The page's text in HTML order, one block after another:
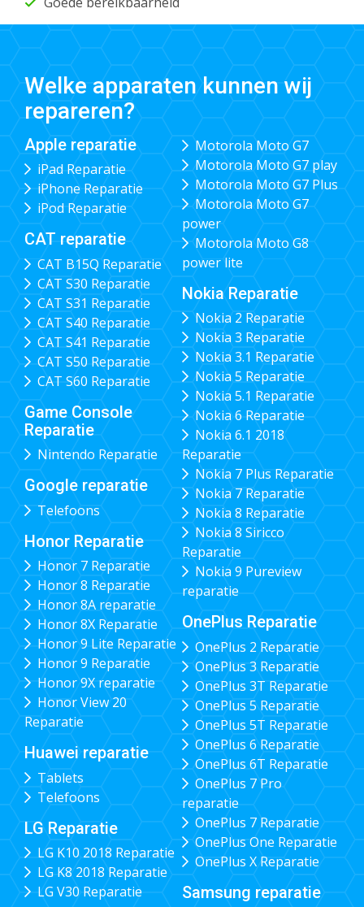
Welke apparaten kunnen wij
repareren?
Apple reparatie
iPad Reparatie
iPhone Reparatie
iPod Reparatie
CAT reparatie
CAT B15Q Reparatie
CAT S30 Reparatie
CAT S31 Reparatie
CAT S40 Reparatie
CAT S41 Reparatie
CAT S50 Reparatie
CAT S60 Reparatie
Game Console
Reparatie
Nintendo Reparatie
Google reparatie
Telefoons
Honor Reparatie
Honor 7 Reparatie
Honor 8 Reparatie
Honor 8A reparatie
Honor 8X Reparatie
Honor 9 Lite Reparatie
Honor 9 Reparatie
Honor 9X reparatie
Honor View 20
Reparatie
Huawei reparatie
Tablets
Telefoons
LG Reparatie
LG K10 2018 Reparatie
LG K8 2018 Reparatie
LG V30 Reparatie
Motorola Moto G7
Motorola Moto G7 play
Motorola Moto G7 Plus
Motorola Moto G7
power
Motorola Moto G8
power lite
Nokia Reparatie
Nokia 2 Reparatie
Nokia 3 Reparatie
Nokia 3.1 Reparatie
Nokia 5 Reparatie
Nokia 5.1 Reparatie
Nokia 6 Reparatie
Nokia 6.1 2018
Reparatie
Nokia 7 Plus Reparatie
Nokia 7 Reparatie
Nokia 8 Reparatie
Nokia 8 Siricco
Reparatie
Nokia 9 Pureview
reparatie
OnePlus Reparatie
OnePlus 2 Reparatie
OnePlus 3 Reparatie
OnePlus 3T Reparatie
OnePlus 5 Reparatie
OnePlus 5T Reparatie
OnePlus 6 Reparatie
OnePlus 6T Reparatie
OnePlus 7 Pro
reparatie
OnePlus 7 Reparatie
OnePlus One Reparatie
OnePlus X Reparatie
Samsung reparatie